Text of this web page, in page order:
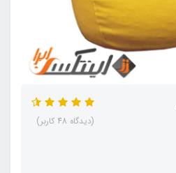
(دیدگاه 48 کاربر)